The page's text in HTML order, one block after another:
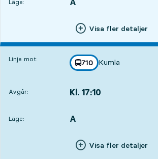
Läge:
LÄGE,
,
Visa fler detaljer
Linje mot: linje
710
mot
Kumla
,
Avgår: Kl. 17:10
Läge:
LÄGE, A
,
Visa fler detaljer